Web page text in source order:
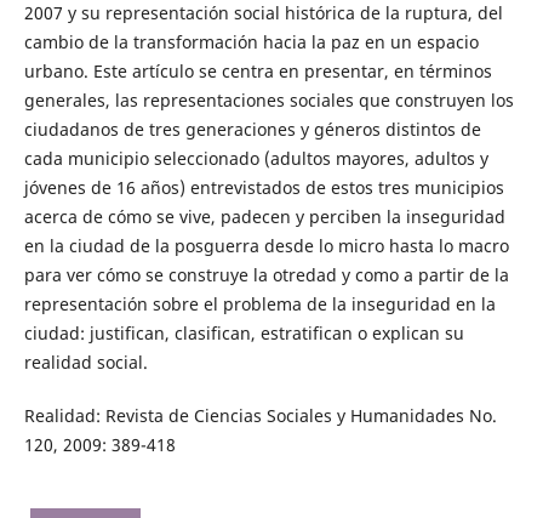
2007 y su representación social histórica de la ruptura, del
cambio de la transformación hacia la paz en un espacio
urbano. Este artículo se centra en presentar, en términos
generales, las representaciones sociales que construyen los
ciudadanos de tres generaciones y géneros distintos de
cada municipio seleccionado (adultos mayores, adultos y
jóvenes de 16 años) entrevistados de estos tres municipios
acerca de cómo se vive, padecen y perciben la inseguridad
en la ciudad de la posguerra desde lo micro hasta lo macro
para ver cómo se construye la otredad y como a partir de la
representación sobre el problema de la inseguridad en la
ciudad: justifican, clasifican, estratifican o explican su
realidad social.
Realidad: Revista de Ciencias Sociales y Humanidades No.
120, 2009: 389-418